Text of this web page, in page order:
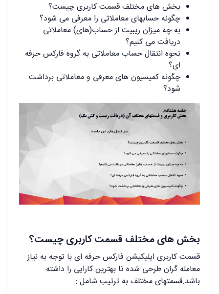
بخش های مختلف قسمت کاربری چیست؟
چگونه حسابهای معاملاتی را معرفی می شود؟
به چه میزان ریبیت از حساب(های) معاملاتی
دریافت می کنیم؟
نحوه انتقال حساب معاملاتی به گروه فارکس حرفه
ای؟
چگونه کمیسیون های معرفی و معاملاتی برداشت
شود؟
بخش های مختلف قسمت کاربری چیست؟
قسمت کاربری اپلیکیشن فارکس حرفه ای با توجه به نیاز
معامله گران طرحی شده تا بهترین کارایی را داشته
باشد.قسمتهای مختلف به ترتیب شامل :